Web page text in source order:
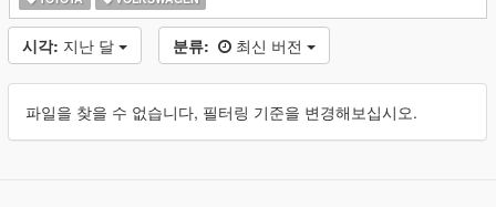
시각: 지난 달 분류: 최신 버전
파일을 찾을 수 없습니다, 필터링 기준을 변경해보십시오.